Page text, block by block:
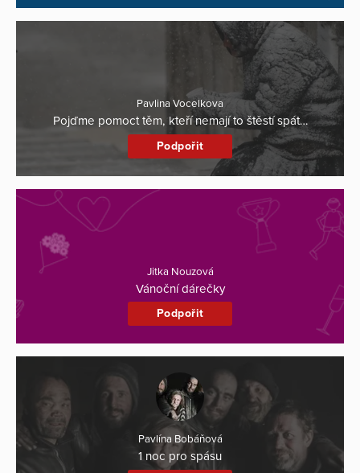
Pavlina Vocelkova
Pojďme pomoct těm, kteří nemají to štěstí spát…
Podpořit
Jitka Nouzová
Vánoční dárečky
Podpořit
Pavlína Bobáňová
1 noc pro spásu